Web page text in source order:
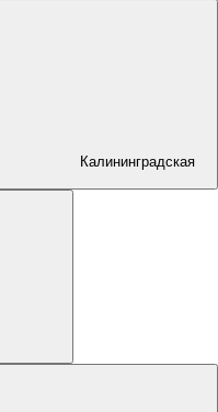
Калининградская